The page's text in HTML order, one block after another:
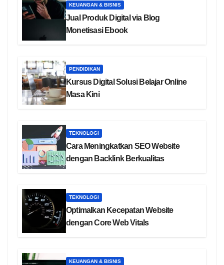
KEUANGAN & BISNIS
Jual Produk Digital via Blog
Monetisasi Ebook
PENDIDIKAN
Kursus Digital Solusi Belajar Online
Masa Kini
TEKNOLOGI
Cara Meningkatkan SEO Website
dengan Backlink Berkualitas
TEKNOLOGI
Optimalkan Kecepatan Website
dengan Core Web Vitals
KEUANGAN & BISNIS